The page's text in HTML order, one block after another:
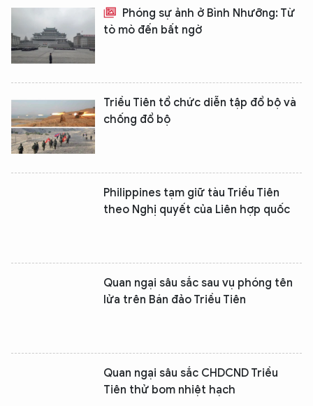
Phóng sự ảnh ở Bình Nhưỡng: Từ
tò mò đến bất ngờ
Triều Tiên tổ chức diễn tập đổ bộ và
chống đổ bộ
Philippines tạm giữ tàu Triều Tiên
theo Nghị quyết của Liên hợp quốc
Quan ngại sâu sắc sau vụ phóng tên
lửa trên Bán đảo Triều Tiên
Quan ngại sâu sắc CHDCND Triều
Tiên thử bom nhiệt hạch